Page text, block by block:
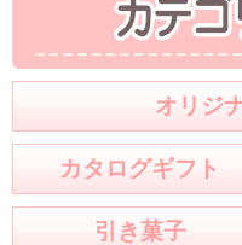
オリジ
カタログギフト
引き菓子